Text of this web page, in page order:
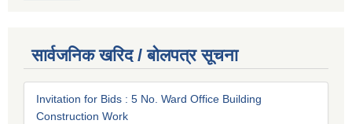
सार्वजनिक खरिद / बोलपत्र सूचना
Invitation for Bids : 5 No. Ward Office Building
Construction Work